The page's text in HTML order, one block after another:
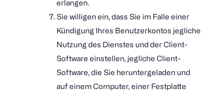
erlangen.
Sie willigen ein, dass Sie im Falle einer
Kündigung Ihres Benutzerkontos jegliche
Nutzung des Dienstes und der Client-
Software einstellen, jegliche Client-
Software, die Sie heruntergeladen und
auf einem Computer, einer Festplatte